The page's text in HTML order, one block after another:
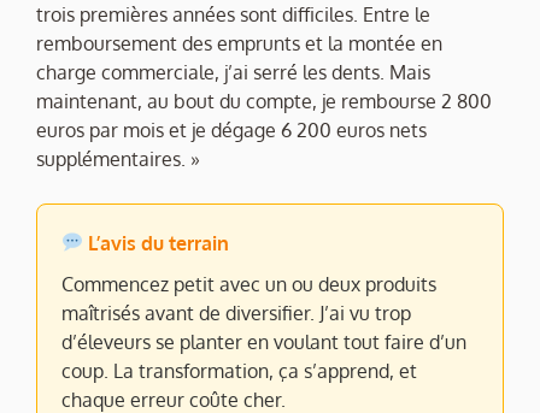
trois premières années sont difficiles. Entre le
remboursement des emprunts et la montée en
charge commerciale, j’ai serré les dents. Mais
maintenant, au bout du compte, je rembourse 2 800
euros par mois et je dégage 6 200 euros nets
supplémentaires. »
L’avis du terrain
Commencez petit avec un ou deux produits
maîtrisés avant de diversifier. J’ai vu trop
d’éleveurs se planter en voulant tout faire d’un
coup. La transformation, ça s’apprend, et
chaque erreur coûte cher.